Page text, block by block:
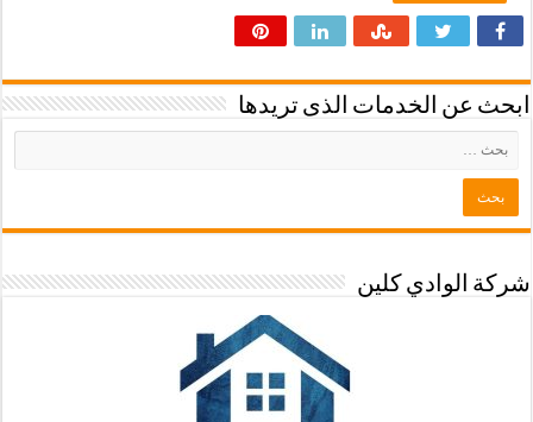
ابحث عن الخدمات الذى تريدها
شركة الوادي كلين